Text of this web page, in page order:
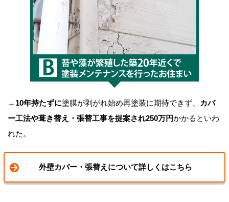
→ 10年持たずに塗膜が剥がれ始め再塗装に期待できず、
カバ
ー工法や葺き替え・張替工事を提案され250万円かかるといわ
れた。
外壁カバー・張替えについて詳しくはこちら